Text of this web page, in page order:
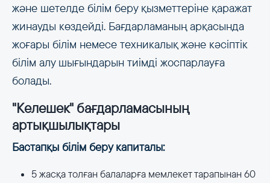
және шетелде білім беру қызметтеріне қаражат
жинауды көздейді. Бағдарламаның арқасында
жоғары білім немесе техникалық және кәсіптік
білім алу шығындарын тиімді жоспарлауға
болады.
"Келешек" бағдарламасының
артықшылықтары
Бастапқы білім беру капиталы:
5 жасқа толған балаларға мемлекет тарапынан 60